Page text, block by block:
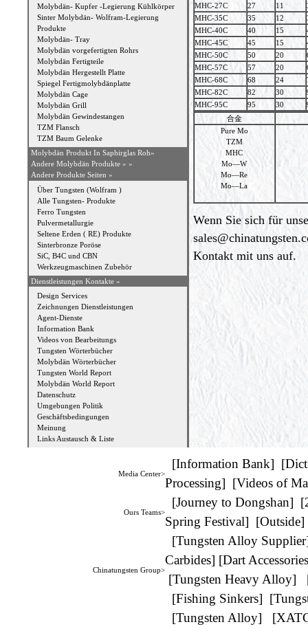
Molybdän- Kupfer -Legierung Kühlkörper
Sinter Molybdän- Wolfram-Legierung
Produkte
Molybdän- Tray
Molybdän vorgefertigten Rohrs
Molybdän Fertigteile
Molybdän Hergestellt Platte
Spiegel Fertigmolybdänplatte
Molybdän Cage
Molybdän Grill
Molybdän Gewindestangen
TZM Flansch
TZM Baum Gelenke
Molybdän Produkt In Saphirglas Roh»
Andere Molybdän Produkte » »
Andere Produkte Seiten »
Über Tungsten (Wolfram )
Alle Tungsten- Produkte
Ferro Tungsten
Pulvermetallurgie
Seltene Erden ( RE) Produkte
Sinterbronze Poröse
SiC, B4C und CBN
Werkzeugmaschinen Zubehör
Dienstleistungen Kontakte »
Design Services
Zeichnungen Dienstleistungen
Agent-Dienste
Information Bank
Videos von Bearbeitungs
Tungsten Wörterbücher
Molybdän Wörterbücher
Tungsten World Report
Molybdän World Report
Datenschutz
Umgebungen Politik
Geschäftsbedingungen
Meinung
Links Austausch & Liste
MHC-27C 27 11
MHC-35C
35 12
MHC-40C
40 15
MHC-45C
45 15
MHC-50C
50 20
MHC-57C
57 20
MHC-68C
68 24
MHC-82C
82 30
MHC-95C
95 30
合金
Pure Mo
TZM
MHC
Mo—W
Mo—Re
Mo—La
Wenn Sie sich für
Kontakt mit uns auf.
Media Center>
[Information Bank] [
Processing] [Videos of
Ours Teams>
[Journey to Dongshan] [
Spring Festival] [Outside]
Chinatungsten Group>
[Tungsten Alloy Supplier
Carbides] [Dart
[Tungsten Heavy Alloy]
[Fishing Sinkers] [
[Tungsten Alloy] [